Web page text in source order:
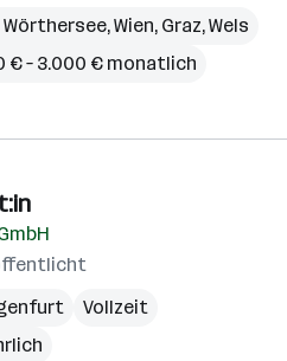
,Wien, Graz,Wels
€ – 3.000 € monatlich
Vollzeit